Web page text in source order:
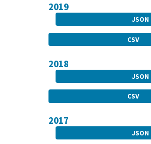
2019
JSON
CSV
2018
JSON
CSV
2017
JSON